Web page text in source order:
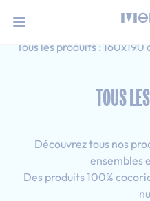
Accueil
Tous les produits : 160x190
TOUS
Découvrez tous nos
ensembles
Des produits 100%